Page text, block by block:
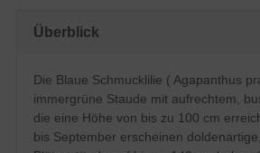
Wuchshöhe
Blatt
am Ende spitz
häufig ab der Mitte
hängend, frischgrün,
Frucht
Kapselfrucht,
Blau, trichterförmig,
Überblick
Die Blaue Schmucklilie ( Agapanthus
immergrüne Staude mit aufrechtem,
die eine Höhe von bis zu 100 cm
bis September erscheinen